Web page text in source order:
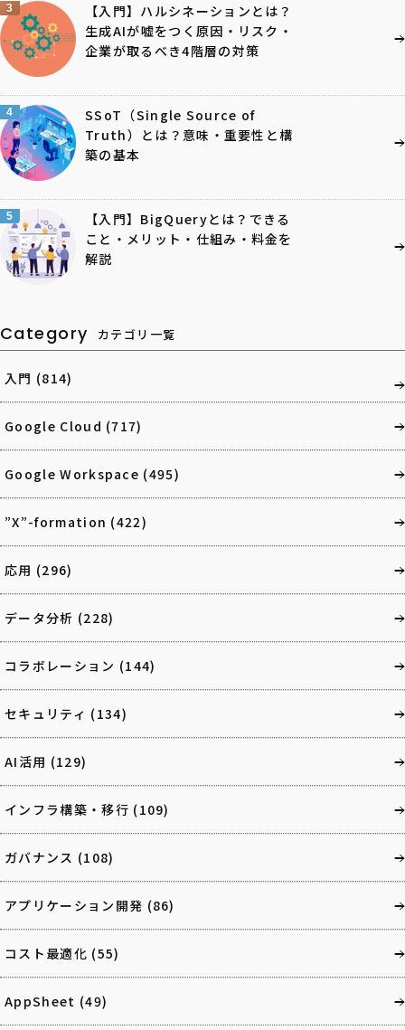
3
【入門】ハルシネーションとは？
生成AIが嘘をつく原因・リスク・
企業が取るべき4階層の対策
4
SSoT（Single Source of
Truth）とは？意味・重要性と構
築の基本
5
【入門】BigQueryとは？できる
こと・メリット・仕組み・料金を
解説
Category カテゴリ一覧
入門 (814)
Google Cloud (717)
Google Workspace (495)
”X”-formation (422)
応用 (296)
データ分析 (228)
コラボレーション (144)
セキュリティ (134)
AI活用 (129)
インフラ構築・移行 (109)
ガバナンス (108)
アプリケーション開発 (86)
コスト最適化 (55)
AppSheet (49)